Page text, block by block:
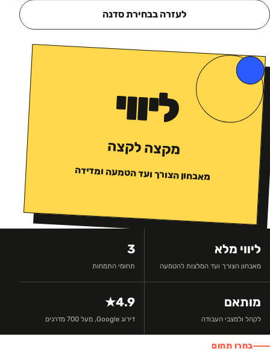
לעזרה בבחירת סדנה
ליווי
מקצה לקצה
מאבחון הצורך ועד הטמעה ומדידה
ליווי מלא
מאבחון הצורך ועד המלצות להטמעה
3
תחומי התמחות
מותאם
לקהל ולמצבי העבודה
4.9★
דירוג Google, מעל 700 מדרגים
בחרו תחום